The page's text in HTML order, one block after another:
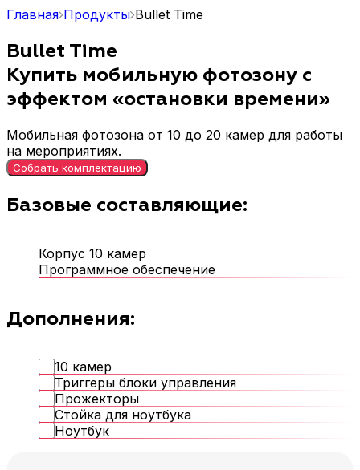
Главная Продукты Bullet Time
Bullet Time
Купить мобильную фотозону с
эффектом «остановки времени»
Мобильная фотозона от 10 до 20 камер для работы
на мероприятиях.
Собрать комплектацию
Базовые составляющие:
Корпус 10 камер
Программное обеспечение
Дополнения:
10 камер
Триггеры блоки управления
Прожекторы
Стойка для ноутбука
Ноутбук